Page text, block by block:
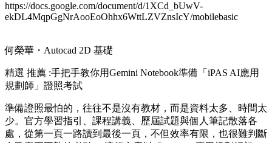
https://docs.google.com/document/d/1XCd_bUwV-
ekDL4MqpGgNrAooEoOhhx6WttLZVZnsIcY/mobilebasic
何榮華・Autocad 2D 基礎
精選 推薦 :手把手教你用Gemini Notebook準備「iPAS AI應用
規劃師」證照考試
準備證照最怕的，往往不是沒有教材，而是資料太多、時間太
少。官方學習指引、課程講義、歷屆試題與個人筆記散落各
處，從第一頁一路讀到最後一頁，不但效率有限，也很難判斷